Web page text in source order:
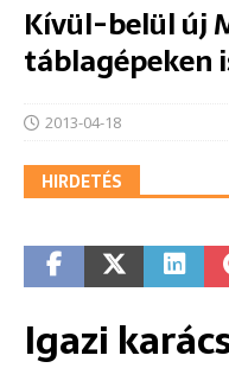
Kívül-belül új
táblagépeken
2013-04-18
HIRDETÉS
Igazi